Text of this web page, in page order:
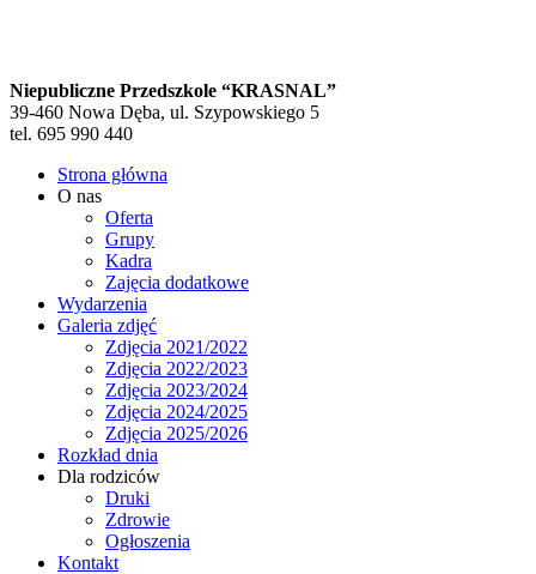
Niepubliczne Przedszkole “KRASNAL”
39-460 Nowa Dęba, ul. Szypowskiego 5
tel. 695 990 440
Strona główna
O nas
Oferta
Grupy
Kadra
Zajęcia dodatkowe
Wydarzenia
Galeria zdjęć
Zdjęcia 2021/2022
Zdjęcia 2022/2023
Zdjęcia 2023/2024
Zdjęcia 2024/2025
Zdjęcia 2025/2026
Rozkład dnia
Dla rodziców
Druki
Zdrowie
Ogłoszenia
Kontakt